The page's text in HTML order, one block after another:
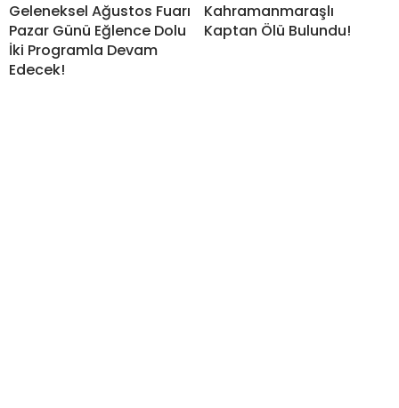
Geleneksel Ağustos Fuarı
Pazar Günü Eğlence Dolu
İki Programla Devam
Edecek!
Kahramanmaraşlı
Kaptan Ölü Bulundu!